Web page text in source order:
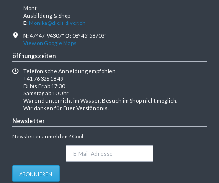
Moni:
Ausbildung & Shop
E: Monika@dieli-diver.ch
N:47º 47' 94307" O:08º 45' 58703"
View on Google Maps
öffnungszeiten
Telefonische Anmeldung empfohlen
+41 76 326 18 49
Di bis Fr ab 17:30
Samstag ab 10 Uhr
Wärend unterricht im Wasser, Besuch im Shop nicht möglich.
Wir danken für Euer Verständnis.
Newsletter
Newsletter anmelden ? Cool
Adresse
ABONNIEREN